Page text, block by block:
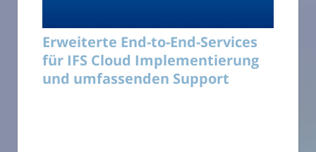
Erweiterte End-to-End-Services
für IFS Cloud Implementierung
und umfassenden Support